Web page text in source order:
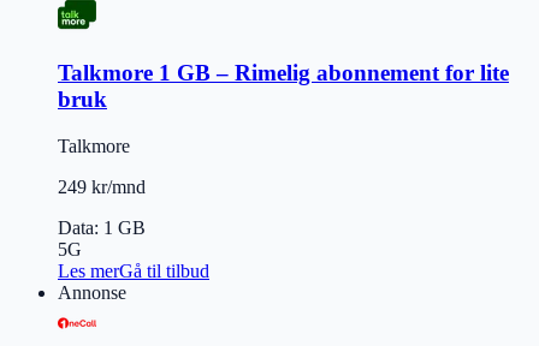
Talkmore 1 GB – Rimelig abonnement for lite
bruk
Talkmore
249 kr/mnd
Data: 1 GB
5G
Les merGå til tilbud
Annonse